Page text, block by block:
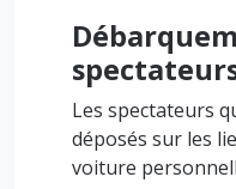
Les spectateurs
déposés sur les
voiture